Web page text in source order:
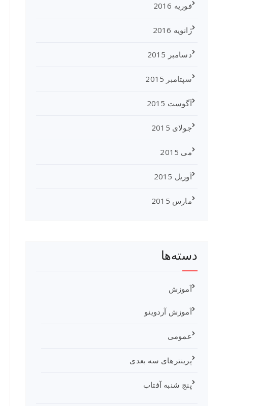
فوریه 2016
ژانویه 2016
دسامبر 2015
سپتامبر 2015
آگوست 2015
جولای 2015
می 2015
آوریل 2015
مارس 2015
دسته‌ها
آموزش
آموزش آردوینو
عمومی
پرینترهای سه بعدی
پنج شنبه آفتاب